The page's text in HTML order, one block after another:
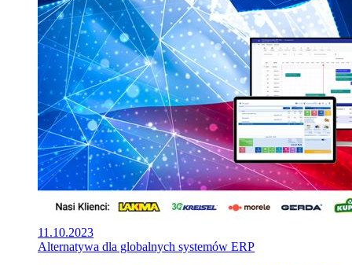
11.10.2023
Alternatywa dla globalnych systemów ERP